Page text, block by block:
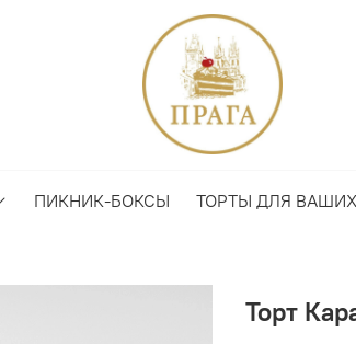
ПИКНИК-БОКСЫ ТОРТЫ ДЛЯ
Торт